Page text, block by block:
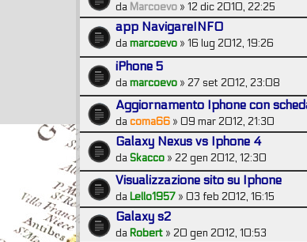
da Marcoevo » 12 dic 2010, 22:25
app NavigareINFO
damarcoevo » 16 lug 2012, 19:26
iPhone 5
damarcoevo » 27 set 2012, 23:08
Aggiornamento Iphone con
dacoma66 » 09 mar 2012, 21:30
Galaxy Nexus vs Iphone 4
daSkacco » 22 gen 2012, 12:30
Visualizzazione sito su Iphone
daLello1957 » 03 feb 2012, 16:15
Galaxy s2
daRobert » 20 gen 2012, 10:53